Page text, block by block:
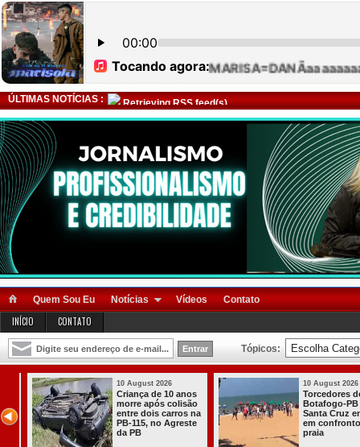
ÚLTIMAS NOTÍCIAS : Retrieving RSS feed(s)
Quem Sou Eu Notícias Vídeos Contato
INÍCIO CONTATO
Tópicos:
10 August 2026
Torcedores do
Botafogo-PB e
Santa Cruz entram
em confronto na
praia
10 August 2026
Três apostas
faturam
100 mil na
Sena